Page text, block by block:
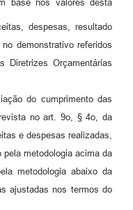
base nos valores desta
despesas, resultado
demonstrativo referidos
Diretrizes Orçamentárias
do cumprimento das
no art. 9o, § 4o, da
e despesas realizadas,
pela metodologia acima da
metodologia abaixo da
ajustadas nos termos do